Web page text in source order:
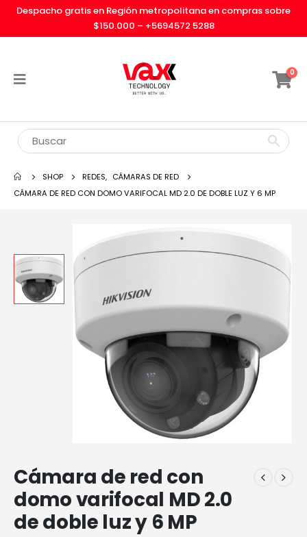
Despacho gratis en Región metropolitana en compras sobre
$150.000 – +5694572 5288
0
SHOP REDES, CÁMARAS DE RED
CÁMARA DE RED CON DOMO VARIFOCAL MD 2.0 DE DOBLE LUZ Y 6 MP
Cámara de red con
domo varifocal MD 2.0
de doble luz y 6 MP